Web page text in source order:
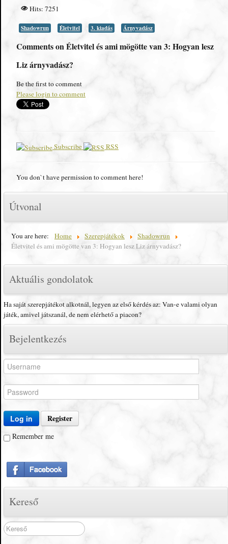
Hits: 7251
Shadowrun Életvitel 3. kiadás Árnyvadász
Comments on Életvitel és ami mögötte van 3: Hogyan lesz
Liz árnyvadász?
Be the first to comment
Please login to comment
Subscribe RSS
You don`t have permission to comment here!
Útvonal
You are here: Home Szerepjátékok
Shadowrun
Életvitel és ami mögötte van 3: Hogyan lesz Liz árnyvadász?
Aktuális gondolatok
Ha saját szerepjátékot alkotnál, legyen az első kérdés az: Van-e valami olyan
játék, amivel játszanál, de nem elérhető a piacon?
Bejelentkezés
Log in Register
Remember me
Kereső
Search
...